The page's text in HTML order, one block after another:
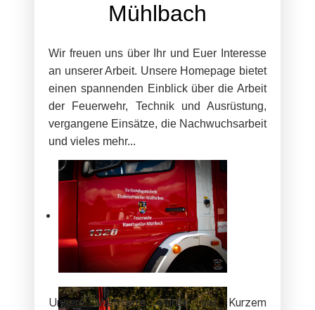
Mühlbach
Wir freuen uns über Ihr und Euer Interesse
an unserer Arbeit. Unsere Homepage bietet
einen spannenden Einblick über die Arbeit
der Feuerwehr, Technik und Ausrüstung,
vergangene Einsätze, die Nachwuchsarbeit
und vieles mehr...
Unsere Webseite wurde vor Kurzem